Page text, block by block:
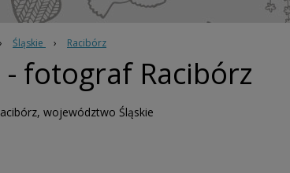
› Śląskie › Racibórz
- fotograf Racibórz
województwo Śląskie